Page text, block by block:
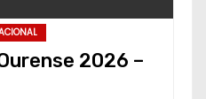
2026 –